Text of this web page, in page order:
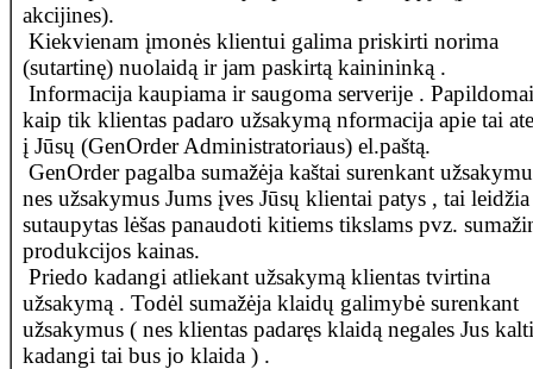
akcijines).
Kiekvienam įmonės klientui galima priskirti norima
(sutartinę) nuolaidą ir jam paskirtą kainininką .
Informacija kaupiama ir saugoma serverije .
kaip tik klientas padaro užsakymą nformacija apie tai
į Jūsų (GenOrder Administratoriaus) el.paštą.
GenOrder pagalba sumažėja kaštai surenkant
nes užsakymus Jums įves Jūsų klientai patys , tai leidžia
sutaupytas lėšas panaudoti kitiems tikslams pvz.
produkcijos kainas.
Priedo kadangi atliekant užsakymą klientas tvirtina
užsakymą . Todėl sumažėja klaidų galimybė surenkant
užsakymus ( nes klientas padaręs klaidą negales Jus
kadangi tai bus jo klaida ) .